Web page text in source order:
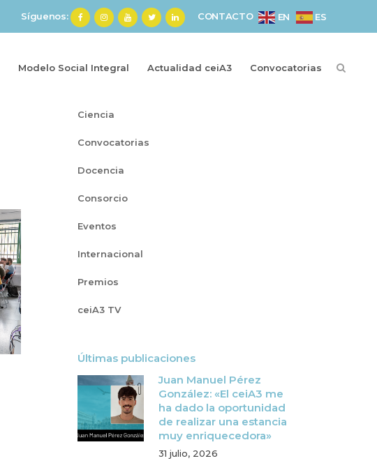
Síguenos: CONTACTO EN ES
Modelo Social Integral Actualidad ceiA3 Convocatorias
Ciencia
Convocatorias
Docencia
Consorcio
Eventos
Internacional
Premios
ceiA3 TV
Últimas publicaciones
Juan Manuel Pérez
González: «El ceiA3 me
ha dado la oportunidad
de realizar una estancia
muy enriquecedora»
31 julio, 2026